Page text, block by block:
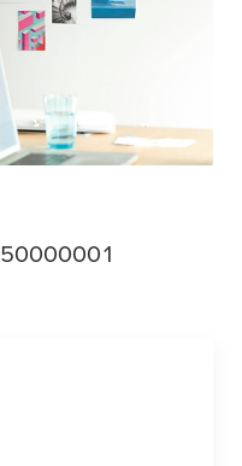
werden, um
Als
und Magneten